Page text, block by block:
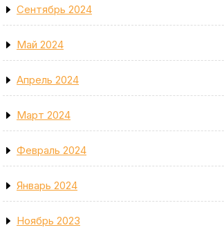
Сентябрь 2024
Май 2024
Апрель 2024
Март 2024
Февраль 2024
Январь 2024
Ноябрь 2023